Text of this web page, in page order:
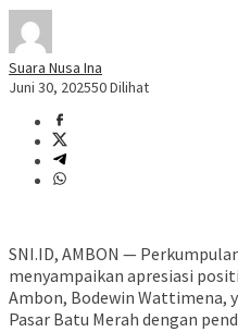
Suara Nusa Ina
Juni 30, 202550 Dilihat
SNI.ID, AMBON —
menyampaikan apresiasi
Ambon, Bodewin Wattimena,
Pasar Batu Merah dengan